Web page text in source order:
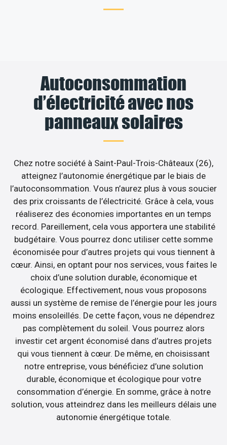
Autoconsommation
d’électricité avec nos
panneaux solaires
Chez notre société à Saint-Paul-Trois-Châteaux (26),
atteignez l’autonomie énergétique par le biais de
l’autoconsommation. Vous n’aurez plus à vous soucier
des prix croissants de l’électricité. Grâce à cela, vous
réaliserez des économies importantes en un temps
record. Pareillement, cela vous apportera une stabilité
budgétaire. Vous pourrez donc utiliser cette somme
économisée pour d’autres projets qui vous tiennent à
cœur. Ainsi, en optant pour nos services, vous faites le
choix d’une solution durable, économique et
écologique. Effectivement, nous vous proposons
aussi un système de remise de l’énergie pour les jours
moins ensoleillés. De cette façon, vous ne dépendrez
pas complètement du soleil. Vous pourrez alors
investir cet argent économisé dans d’autres projets
qui vous tiennent à cœur. De même, en choisissant
notre entreprise, vous bénéficiez d’une solution
durable, économique et écologique pour votre
consommation d’énergie. En somme, grâce à notre
solution, vous atteindrez dans les meilleurs délais une
autonomie énergétique totale.